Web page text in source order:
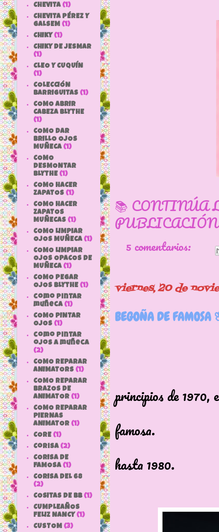
📚 CONTINÚA
5 comentarios:
viernes, 20 de
BEGOÑA DE FAMOSA
principios de 1970,
Esta
famosa.
Se
hasta 1980.
CHEVITA (1)
CHEVITA PÉREZ Y
GALSEM (1)
CHIKY (1)
CHIKY DE JESMAR
(1)
CLEO Y CUQUÍN
(1)
COLECCIÓN
BARRIGUITAS (1)
COMO ABRIR
CABEZA BLYTHE
(1)
COMO DAR
BRILLO OJOS
MUÑECA (1)
COMO
DESMONTAR
BLYTHE (1)
COMO HACER
ZAPATOS (1)
COMO HACER
ZAPATOS
MUÑECAS (1)
COMO LIMPIAR
OJOS MUÑECA (1)
COMO LIMPIAR
OJOS OPACOS DE
MUÑECA (1)
COMO PEGAR
OJOS BLYTHE (1)
como pintar
muñeca (1)
COMO PINTAR
OJOS (1)
como pintar
ojos a muñeca
(2)
COMO REPARAR
ANIMATORS (1)
COMO REPARAR
BRAZOS DE
ANIMATOR (1)
COMO REPARAR
PIERNAS
ANIMATOR (1)
CORE (1)
Corisa (2)
CORISA DE
FAMOSA (1)
CORISA DEL 68
(2)
COSITAS DE bb (1)
CUMPLEAÑOS
FELIZ NANCY (1)
CUSTOM (3)